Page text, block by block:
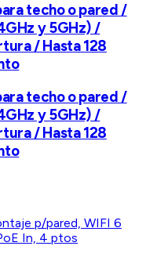
techo o pared /
y 5GHz) /
/ Hasta 128
techo o pared /
y 5GHz) /
/ Hasta 128